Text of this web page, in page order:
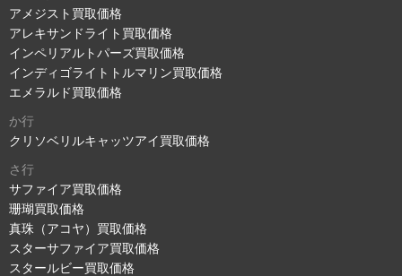
アメジスト買取価格
アレキサンドライト買取価格
インペリアルトパーズ買取価格
インディゴライトトルマリン買取価格
エメラルド買取価格
か行
クリソベリルキャッツアイ買取価格
さ行
サファイア買取価格
珊瑚買取価格
真珠（アコヤ）買取価格
スターサファイア買取価格
スタールビー買取価格